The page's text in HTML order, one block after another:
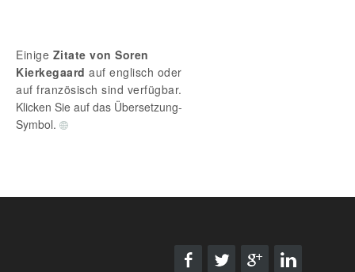
Einige Zitate von Soren
Kierkegaard auf englisch oder
auf französisch sind verfügbar.
Klicken Sie auf das Übersetzung-
Symbol.